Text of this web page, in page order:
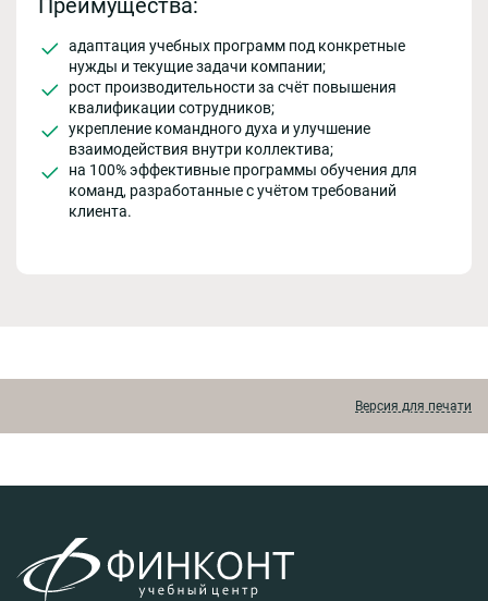
Преимущества:
адаптация учебных программ под конкретные
нужды и текущие задачи компании;
рост производительности за счёт повышения
квалификации сотрудников;
укрепление командного духа и улучшение
взаимодействия внутри коллектива;
на 100% эффективные программы обучения для
команд, разработанные с учётом требований
клиента.
Версия для печати